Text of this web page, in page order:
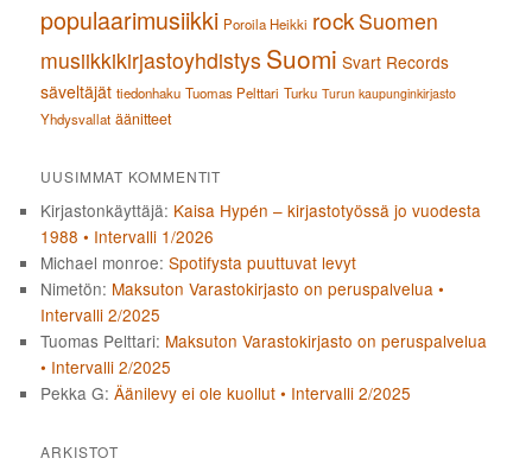
populaarimusiikki Poroila Heikki rock Suomen
musiikkikirjastoyhdistys Suomi Svart Records
säveltäjät tiedonhaku Tuomas Pelttari Turku Turun kaupunginkirjasto
Yhdysvallat äänitteet
UUSIMMAT KOMMENTIT
Kirjastonkäyttäjä: Kaisa Hypén – kirjastotyössä jo vuodesta
1988 • Intervalli 1/2026
Michael monroe:Spotifysta puuttuvat levyt
Nimetön: Maksuton Varastokirjasto on peruspalvelua •
Intervalli 2/2025
Tuomas Pelttari: Maksuton Varastokirjasto on peruspalvelua
• Intervalli 2/2025
Pekka G:Äänilevy ei ole kuollut • Intervalli 2/2025
ARKISTOT